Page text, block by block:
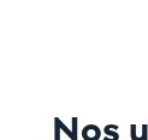
Nos